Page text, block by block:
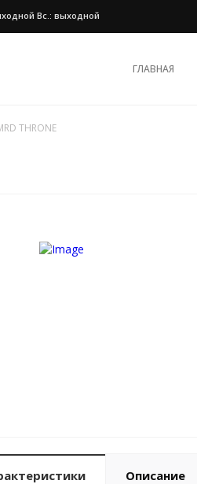
Вс.: выходной
ГЛАВНАЯ
THRONE
Описание